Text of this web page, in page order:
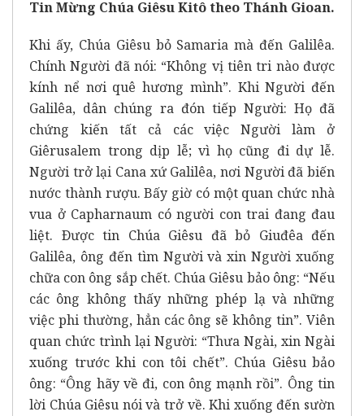
Tin Mừng Chúa Giêsu Kitô theo Thánh Gioan.
Khi ấy, Chúa Giêsu bỏ Samaria mà đến Galilêa.
Chính Người đã nói: “Không vị tiên tri nào được
kính nể nơi quê hương mình”. Khi Người đến
Galilêa, dân chúng ra đón tiếp Người: Họ đã
chứng kiến tất cả các việc Người làm ở
Giêrusalem trong dịp lễ; vì họ cũng đi dự lễ.
Người trở lại Cana xứ Galilêa, nơi Người đã biến
nước thành rượu. Bấy giờ có một quan chức nhà
vua ở Capharnaum có người con trai đang đau
liệt. Ðược tin Chúa Giêsu đã bỏ Giuđêa đến
Galilêa, ông đến tìm Người và xin Người xuống
chữa con ông sắp chết. Chúa Giêsu bảo ông: “Nếu
các ông không thấy những phép lạ và những
việc phi thường, hẳn các ông sẽ không tin”. Viên
quan chức trình lại Người: “Thưa Ngài, xin Ngài
xuống trước khi con tôi chết”. Chúa Giêsu bảo
ông: “Ông hãy về đi, con ông mạnh rồi”. Ông tin
lời Chúa Giêsu nói và trở về. Khi xuống đến sườn